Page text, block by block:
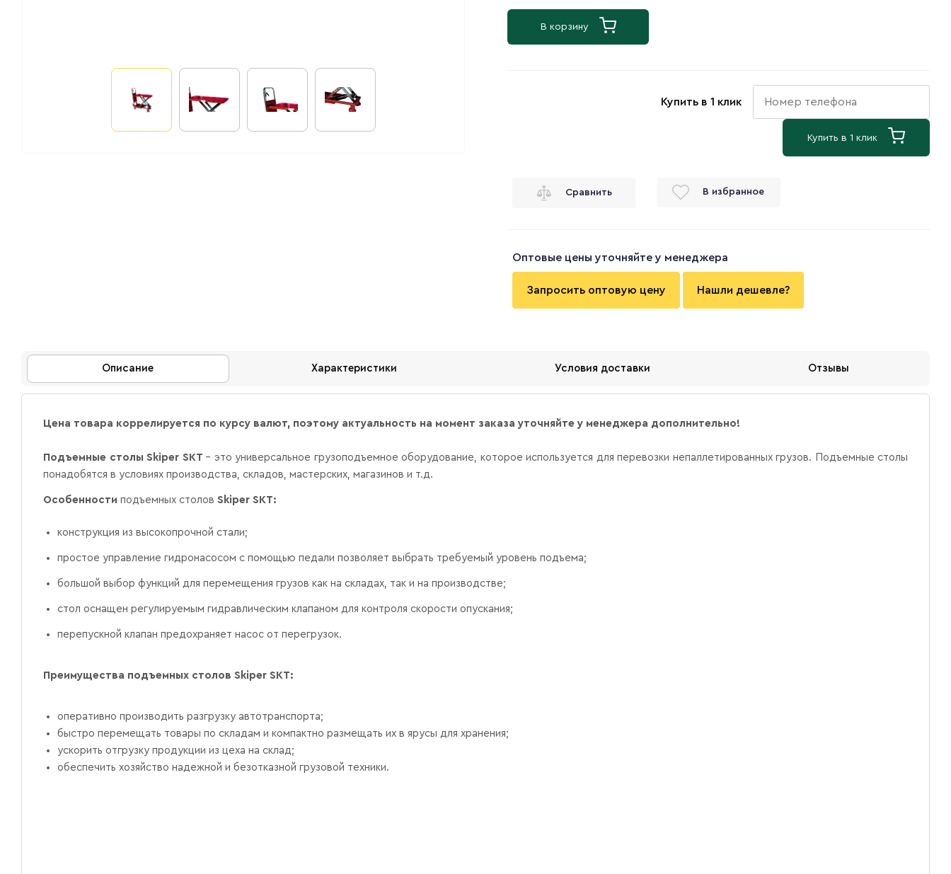
В корзину
Купить в 1 клик
Купить в 1 клик
Сравнить В избранное
Оптовые цены уточняйте у менеджера
Запросить оптовую цену Нашли дешевле?
Описание Характеристики Условия доставки Отзывы
Цена товара коррелируется по курсу валют, поэтому актуальность на момент заказа уточняйте у менеджера дополнительно!
Подъемные столы Skiper SKT – это универсальное грузоподъемное оборудование, которое используется для перевозки непаллетированных грузов. Подъемные столы
понадобятся в условиях производства, складов, мастерских, магазинов и т.д.
Особенности подъемных столов Skiper SKT:
конструкция из высокопрочной стали;
простое управление гидронасосом с помощью педали позволяет выбрать требуемый уровень подъема;
большой выбор функций для перемещения грузов как на складах, так и на производстве;
стол оснащен регулируемым гидравлическим клапаном для контроля скорости опускания;
перепускной клапан предохраняет насос от перегрузок.
Преимущества подъемных столов Skiper SKT:
оперативно производить разгрузку автотранспорта;
быстро перемещать товары по складам и компактно размещать их в ярусы для хранения;
ускорить отгрузку продукции из цеха на склад;
обеспечить хозяйство надежной и безотказной грузовой техники.